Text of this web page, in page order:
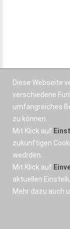
Diese Webseite
verschiedene
umfangreiches
zu können.
Mit Klick auf
zukünftigen
wedrden.
Mit Klick auf
aktuellen
Mehr dazu auch